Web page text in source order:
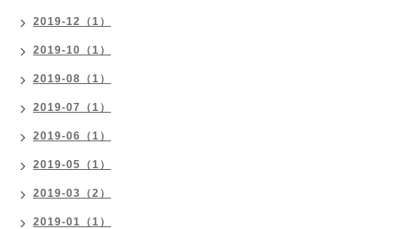
2019-12（1）
2019-10（1）
2019-08（1）
2019-07（1）
2019-06（1）
2019-05（1）
2019-03（2）
2019-01（1）